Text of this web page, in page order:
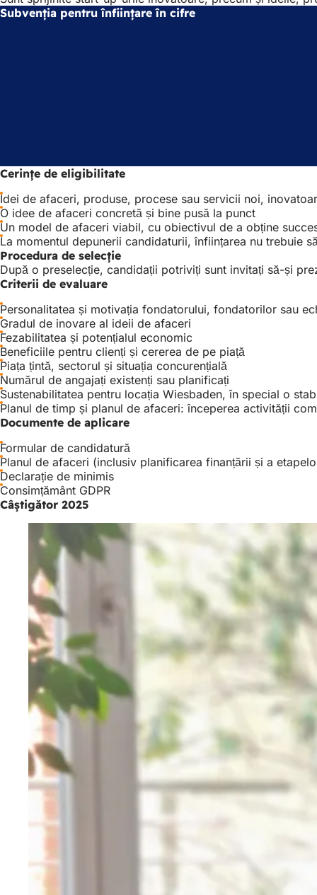
Subvenția pentru înființare în cifre
Cerințe de eligibilitate
Idei de afaceri, produse, procese sau servicii noi,
O idee de afaceri concretă și bine pusă la punct
Un model de afaceri viabil, cu obiectivul de a obține
La momentul depunerii candidaturii, înființarea nu trebuie
Procedura de selecție
După o preselecție, candidații potriviți sunt invitați să-și
Criterii de evaluare
Personalitatea și motivația fondatorului, fondatorilor sau
Gradul de inovare al ideii de afaceri
Fezabilitatea și potențialul economic
Beneficiile pentru clienți și cererea de pe piață
Piața țintă, sectorul și situația concurențială
Numărul de angajați existenți sau planificați
Sustenabilitatea pentru locația Wiesbaden, în special o
Planul de timp și planul de afaceri: începerea activității
Documente de aplicare
Formular de candidatură
Planul de afaceri (inclusiv planificarea finanțării și a
Declarație de minimis
Consimțământ GDPR
Câștigător 2025